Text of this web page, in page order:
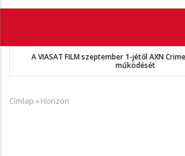
A VIASAT FILM szeptember 1-jétől AXN
működését
Morzsa
Címlap »Horizon